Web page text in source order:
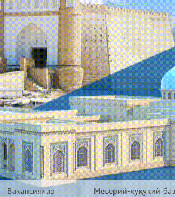
Вакансиялар Меъёрий-ҳуқуқий